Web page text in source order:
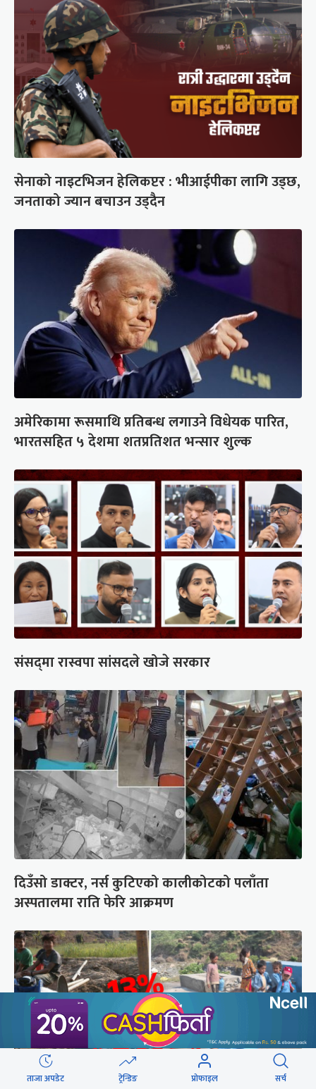
सेनाको नाइटभिजन हेलिकप्टर : भीआईपीका लागि उड्छ,
जनताको ज्यान बचाउन उड्दैन
अमेरिकामा रूसमाथि प्रतिबन्ध लगाउने विधेयक पारित,
भारतसहित ५ देशमा शतप्रतिशत भन्सार शुल्क
संसद्‍मा रास्वपा सांसदले खोजे सरकार
दिउँसो डाक्टर, नर्स कुटिएको कालीकोटको पलाँता
अस्पतालमा राति फेरि आक्रमण
ताजा अपडेट ट्रेन्डिङ प्रोफाइल सर्च